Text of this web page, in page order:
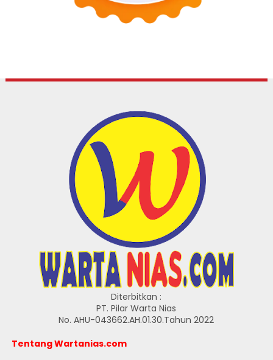
Diterbitkan :
PT. Pilar Warta Nias
No. AHU-043662.AH.01.30.Tahun 2022
Tentang Wartanias.com